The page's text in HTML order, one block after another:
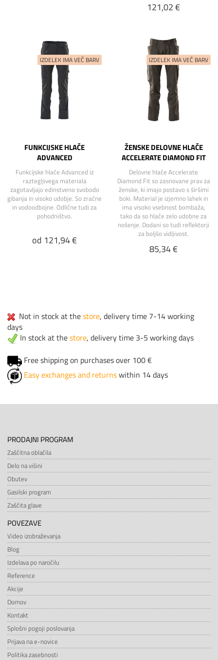
121,02 €
FUNKCIJSKE HLAČE
ADVANCED
Funkcijske hlače Advanced iz
raztegljivega materiala
zagotavljajo edinstveno svobodo
gibanja in visoko udobje. So zračne
in vodoodbojne. Odlične tudi za
pohodništvo.
od 121,94 €
ŽENSKE DELOVNE HLAČE
ACCELERATE DIAMOND FIT
Delovne hlače Accelerate
Diamond Fit so zasnovane prav za
ženske, ki imajo postavo s širšimi
boki. Material je izjemno lahek in
ima visoko vsebnost bombaža,
tako da so hlače zelo udobne za
nošenje. Dodani so tudi reflektorji
za boljšo vidljivost.
85,34 €
Not in stock at thestore, delivery time 7-14 working
days
In stock at thestore, delivery time 3-5 working days
Free shipping on purchases over 100 €
Easy exchanges and returnswithin 14 days
PRODAJNI PROGRAM
Zaščitna oblačila
Delo na višini
Obutev
Gasilski program
Zaščita glave
POVEZAVE
Video izobraževanja
Blog
Izdelava po naročilu
Reference
Akcije
Domov
Kontakt
Splošni pogoji poslovanja
Prijava na e-novice
Politika zasebnosti